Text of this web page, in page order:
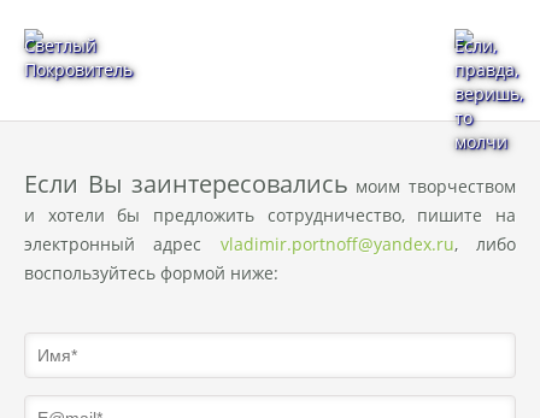
Светлый
Покровитель
Если,
правда,
веришь,
то
молчи
Eсли Вы заинтересовались моим творчеством
и хотели бы предложить сотрудничество, пишите на
электронный адрес vladimir.portnoff@yandex.ru, либо
воспользуйтесь формой ниже: